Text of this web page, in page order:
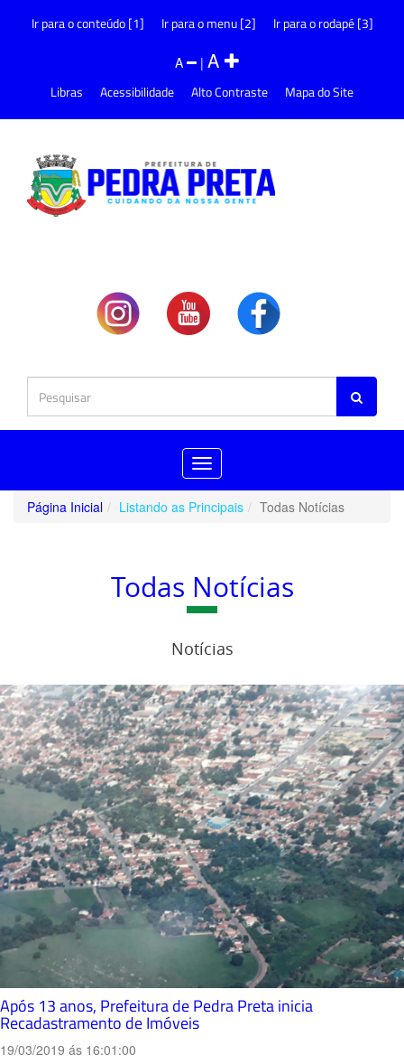
Ir para o conteúdo [1] Ir para o menu [2] Ir para o rodapé [3]
A |A
Libras Acessibilidade Alto Contraste Mapa do Site
Toggle
navigation
Página Inicial
Listando as Principais Todas Notícias
Todas Notícias
Notícias
Após 13 anos, Prefeitura de Pedra Preta inicia
Recadastramento de Imóveis
19/03/2019 ás 16:01:00